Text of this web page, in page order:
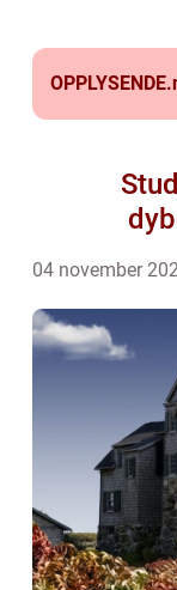
OPPLYSENDE.
04 november